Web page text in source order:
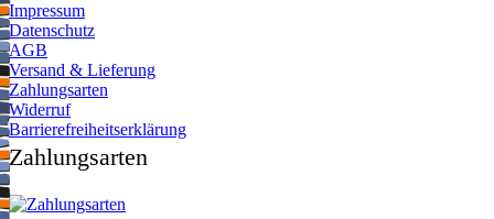
Impressum
Datenschutz
AGB
Versand & Lieferung
Zahlungsarten
Widerruf
Barrierefreiheitserklärung
Zahlungsarten